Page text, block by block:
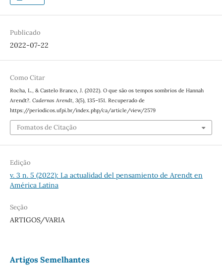
Publicado
2022-07-22
Como Citar
Rocha, L., & Castelo Branco, J. (2022). O que são os tempos sombrios de Hannah
Arendt?. Cadernos Arendt, 3(5), 135–151. Recuperado de
https://periodicos.ufpi.br/index.php/ca/article/view/2579
Fomatos de Citação
Edição
v. 3 n. 5 (2022): La actualidad del pensamiento de Arendt en
América Latina
Seção
ARTIGOS/VARIA
Artigos Semelhantes